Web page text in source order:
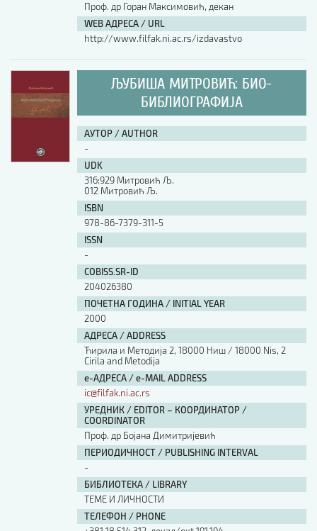
Проф. др Горан Максимовић, декан
WEB АДРЕСА / URL
http://www.filfak.ni.ac.rs/izdavastvo
ЉУБИША МИТРОВИЋ: БИО-
БИБЛИОГРАФИЈА
АУТОР / AUTHOR
-
UDK
316:929 Митровић Љ.
012 Митровић Љ.
ISBN
978-86-7379-311-5
ISSN
-
COBISS.SR-ID
204026380
ПОЧЕТНА ГОДИНА / INITIAL YEAR
2000
АДРЕСА / ADDRESS
Ћирила и Методија 2, 18000 Ниш / 18000 Nis, 2
Cirila and Metodija
е-АДРЕСА / e-MAIL ADDRESS
ic@filfak.ni.ac.rs
УРЕДНИК / EDITOR – КООРДИНАТОР /
COORDINATOR
Проф. др Бојана Димитријевић
ПЕРИОДИЧНОСТ / PUBLISHING INTERVAL
-
БИБЛИОТЕКА / LIBRARY
ТЕМЕ И ЛИЧНОСТИ
ТЕЛЕФОН / PHONE